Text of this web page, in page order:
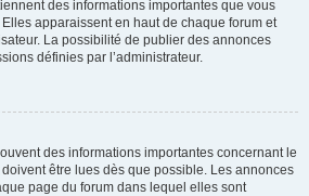
des informations importantes que vous
apparaissent en haut de chaque forum et
La possibilité de publier des annonces
définies par l’administrateur.
des informations importantes concernant le
être lues dès que possible. Les annonces
page du forum dans lequel elles sont